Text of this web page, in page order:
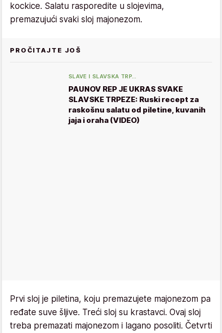
kockice. Salatu rasporedite u slojevima,
premazujući svaki sloj majonezom.
PROČITAJTE JOŠ
SLAVE I SLAVSKA TRP…
PAUNOV REP JE UKRAS SVAKE
SLAVSKE TRPEZE: Ruski recept za
raskošnu salatu od piletine, kuvanih
jaja i oraha (VIDEO)
Prvi sloj je piletina, koju premazujete majonezom pa
ređate suve šljive. Treći sloj su krastavci. Ovaj sloj
treba premazati majonezom i lagano posoliti. Četvrti